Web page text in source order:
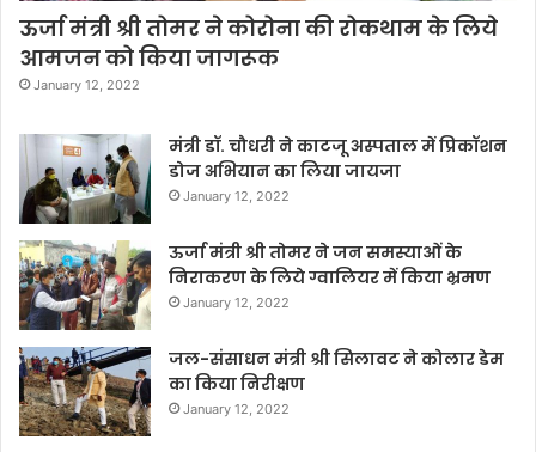
ऊर्जा मंत्री श्री तोमर ने कोरोना की रोकथाम के लिये
आमजन को किया जागरूक
January 12, 2022
मंत्री डॉ. चौधरी ने काटजू अस्पताल में प्रिकॉशन
डोज अभियान का लिया जायजा
January 12, 2022
ऊर्जा मंत्री श्री तोमर ने जन समस्याओं के
निराकरण के लिये ग्वालियर में किया भ्रमण
January 12, 2022
जल-संसाधन मंत्री श्री सिलावट ने कोलार डेम
का किया निरीक्षण
January 12, 2022